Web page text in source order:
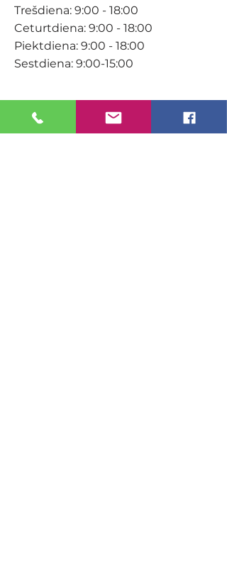
Trešdiena: 9:00 - 18:00
Ceturtdiena: 9:00 - 18:00
Piektdiena: 9:00 - 18:00
Sestdiena: 9:00-15:00
KONTAKTI